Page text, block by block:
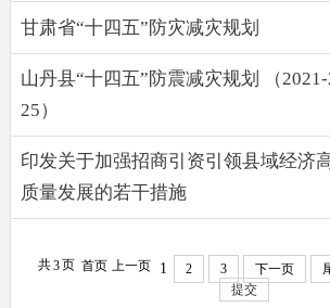
甘肃省“十四五”防灾减灾规划
山丹县“十四五”防震减灾规划 （2021-
25）
印发关于加强招商引资引领县域经济
质量发展的若干措施
共3页 首页 上一页 1 2 3 下一页
提交